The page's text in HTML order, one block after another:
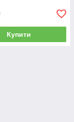
Купити